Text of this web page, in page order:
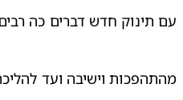
עם תינוק חדש דברים כה
מהתהפכות וישיבה ועד